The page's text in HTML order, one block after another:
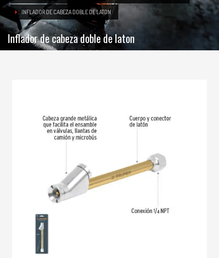
INFLADOR DE CABEZA DOBLE DE LATON
Inflador de cabeza doble de laton